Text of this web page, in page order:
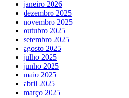
janeiro 2026
dezembro 2025
novembro 2025
outubro 2025
setembro 2025
agosto 2025
julho 2025
junho 2025
maio 2025
abril 2025
março 2025